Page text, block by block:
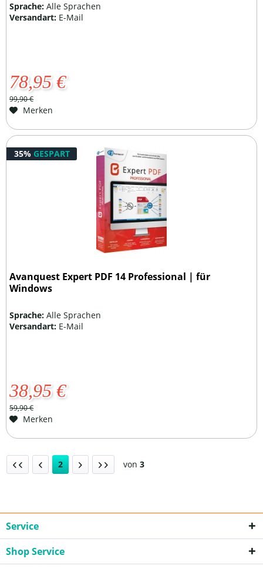
Sprache:Alle Sprachen
Versandart: E-Mail
78,95 €
99,90 €
Merken
35% GESPART
Avanquest Expert PDF 14 Professional | für
Windows
Sprache:Alle Sprachen
Versandart: E-Mail
38,95 €
59,90 €
Merken
2 von 3
Service
Shop Service